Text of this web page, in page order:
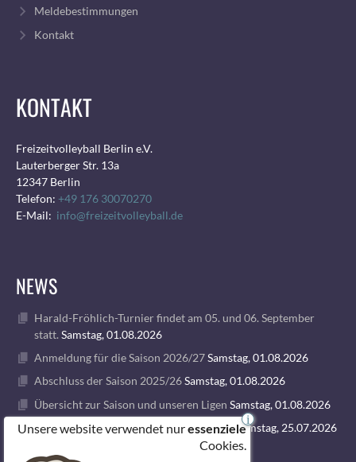
Meldebestimmungen
Kontakt
KONTAKT
Freizeitvolleyball Berlin e.V.
Lauterberger Str. 13a
12347 Berlin
Telefon: +49 176 30070270
E-Mail: info@freizeitvolleyball.de
NEWS
Harald-Fröhlich-Turnier findet am 05. und 06. September
statt. Samstag, 01.08.2026
Anmeldung für die Saison 2026/27Samstag, 01.08.2026
Abschluss der Saison 2025/26Samstag, 01.08.2026
Übersicht zur Saison und unseren Ligen Samstag, 01.08.2026
1. VOLLEY GODS SUMMER CAMP 2026 Samstag, 25.07.2026
Unsere website verwendet nuressenziele
Cookies.
i